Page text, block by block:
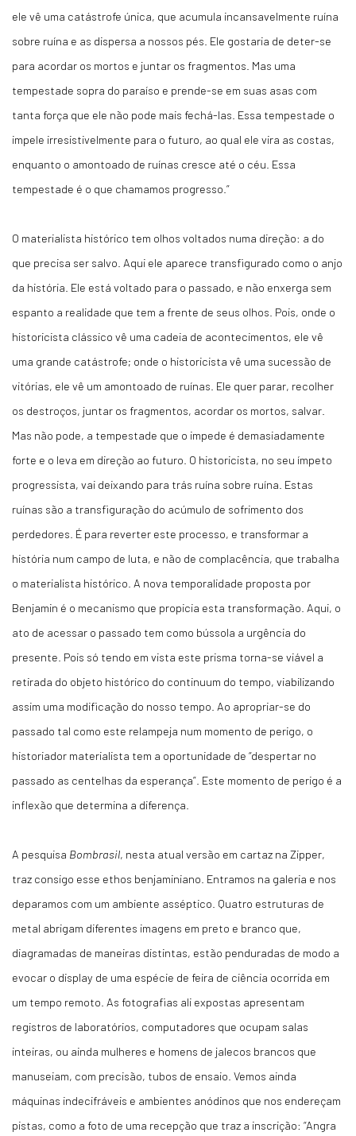
ele vê uma catástrofe única, que acumula incansavelmente ruína
sobre ruína e as dispersa a nossos pés. Ele gostaria de deter-se
para acordar os mortos e juntar os fragmentos. Mas uma
tempestade sopra do paraíso e prende-se em suas asas com
tanta força que ele não pode mais fechá-las. Essa tempestade o
impele irresistivelmente para o futuro, ao qual ele vira as costas,
enquanto o amontoado de ruínas cresce até o céu. Essa
tempestade é o que chamamos progresso.”
O materialista histórico tem olhos voltados numa direção: a do
que precisa ser salvo. Aqui ele aparece transfigurado como o anjo
da história. Ele está voltado para o passado, e não enxerga sem
espanto a realidade que tem a frente de seus olhos. Pois, onde o
historicista clássico vê uma cadeia de acontecimentos, ele vê
uma grande catástrofe; onde o historicista vê uma sucessão de
vitórias, ele vê um amontoado de ruínas. Ele quer parar, recolher
os destroços, juntar os fragmentos, acordar os mortos, salvar.
Mas não pode, a tempestade que o impede é demasiadamente
forte e o leva em direção ao futuro. O historicista, no seu ímpeto
progressista, vai deixando para trás ruína sobre ruína. Estas
ruínas são a transfiguração do acúmulo de sofrimento dos
perdedores. É para reverter este processo, e transformar a
história num campo de luta, e não de complacência, que trabalha
o materialista histórico. A nova temporalidade proposta por
Benjamin é o mecanismo que propicia esta transformação. Aqui, o
ato de acessar o passado tem como bússola a urgência do
presente. Pois só tendo em vista este prisma torna-se viável a
retirada do objeto histórico do continuum do tempo, viabilizando
assim uma modificação do nosso tempo. Ao apropriar-se do
passado tal como este relampeja num momento de perigo, o
historiador materialista tem a oportunidade de “despertar no
passado as centelhas da esperança”. Este momento de perigo é a
inflexão que determina a diferença.
A pesquisa Bombrasil, nesta atual versão em cartaz na Zipper,
traz consigo esse ethos benjaminiano. Entramos na galeria e nos
deparamos com um ambiente asséptico. Quatro estruturas de
metal abrigam diferentes imagens em preto e branco que,
diagramadas de maneiras distintas, estão penduradas de modo a
evocar o display de uma espécie de feira de ciência ocorrida em
um tempo remoto. As fotografias ali expostas apresentam
registros de laboratórios, computadores que ocupam salas
inteiras, ou ainda mulheres e homens de jalecos brancos que
manuseiam, com precisão, tubos de ensaio. Vemos ainda
máquinas indecifráveis e ambientes anódinos que nos endereçam
pistas, como a foto de uma recepção que traz a inscrição: “Angra